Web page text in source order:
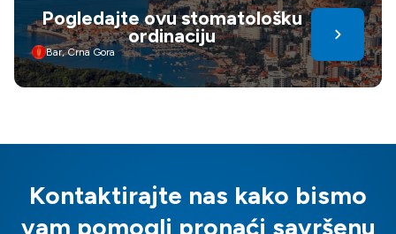
Pogledajte ovu stomatološku
ordinaciju
Bar, Crna Gora
Kontaktirajte nas kako bismo
vam pomogli pronaći savršenu